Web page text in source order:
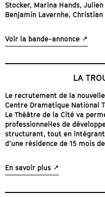
Stocker, Marina Hands,
Benjamin Lavernhe,
Voir la bande-annonce
LA
Le recrutement de la
Centre Dramatique National
Le Théâtre de la Cité va
professionnel·les de
structurant, tout en
d’une résidence de 15 mois
En savoir plus